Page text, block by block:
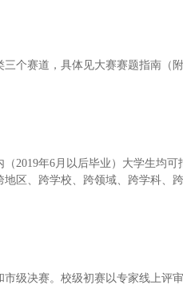
个赛道，具体见大赛赛题指南（
2019年6月以后毕业）大学生均
区、跨学校、跨领域、跨学科
市级决赛。校级初赛以专家线上